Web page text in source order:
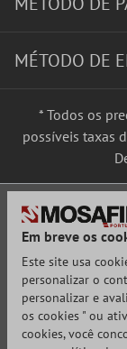
MÉTODO DE
* Todos os
possíveis taxas
Em breve os
Este site usa
personalizar o
personalizar e
os cookies " ou
cookies, você